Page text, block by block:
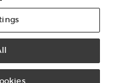
0800 890113